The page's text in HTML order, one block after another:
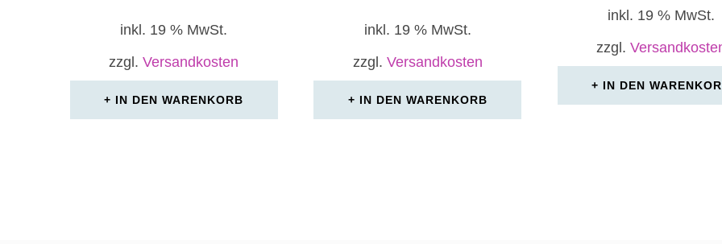
inkl. 19 % MwSt.
zzgl.Versandkosten
IN DEN WARENKORB
inkl. 19 % MwSt.
zzgl. Versandkosten
IN DEN WARENKORB
inkl. 19 % MwSt.
zzgl.
IN DEN